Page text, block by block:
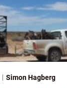
Simon Hagberg